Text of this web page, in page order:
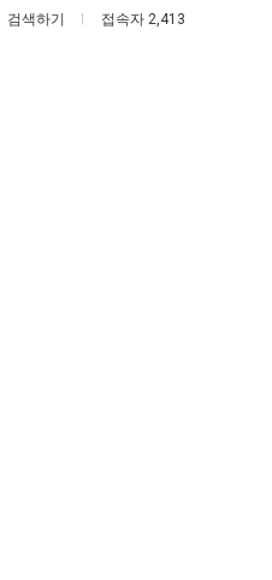
검색하기 접속자 2,413